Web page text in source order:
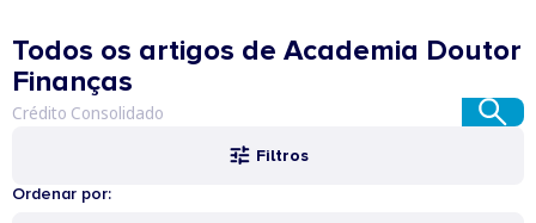
Todos os artigos de Academia Doutor
Finanças
Filtros
Ordenar por: